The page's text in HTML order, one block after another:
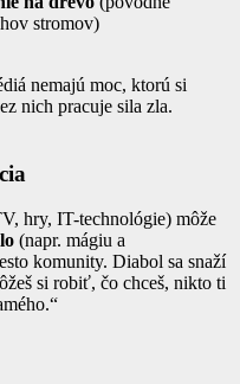
stromov)
nemajú moc, ktorú si
nich pracuje sila zla.
hry, IT-technológie) môže
(napr. mágiu a
komunity. Diabol sa snaží
si robiť, čo chceš, nikto ti